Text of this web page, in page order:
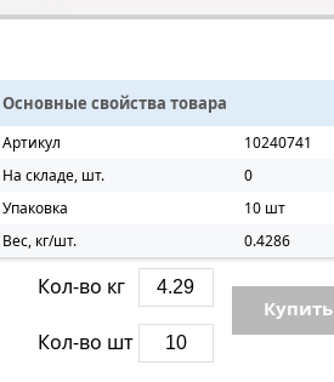
Основные свойства товара
Артикул
10240741
На складе, шт.
0
Упаковка
10 шт
Вес, кг/шт.
0.4286
Кол-во кг
Кол-во шт
Купить